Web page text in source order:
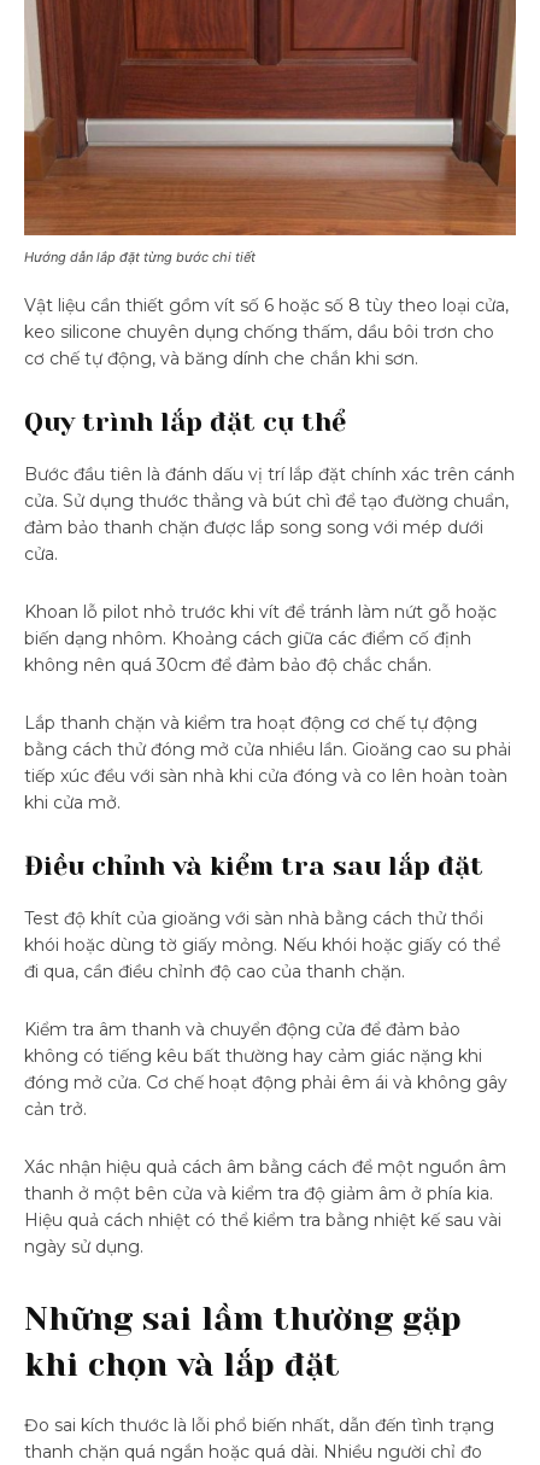
Hướng dẫn lắp đặt từng bước chi tiết
Vật liệu cần thiết gồm vít số 6 hoặc số 8 tùy theo loại cửa,
keo silicone chuyên dụng chống thấm, dầu bôi trơn cho
cơ chế tự động, và băng dính che chắn khi sơn.
Quy trình lắp đặt cụ thể
Bước đầu tiên là đánh dấu vị trí lắp đặt chính xác trên cánh
cửa. Sử dụng thước thẳng và bút chì để tạo đường chuẩn,
đảm bảo thanh chặn được lắp song song với mép dưới
cửa.
Khoan lỗ pilot nhỏ trước khi vít để tránh làm nứt gỗ hoặc
biến dạng nhôm. Khoảng cách giữa các điểm cố định
không nên quá 30cm để đảm bảo độ chắc chắn.
Lắp thanh chặn và kiểm tra hoạt động cơ chế tự động
bằng cách thử đóng mở cửa nhiều lần. Gioăng cao su phải
tiếp xúc đều với sàn nhà khi cửa đóng và co lên hoàn toàn
khi cửa mở.
Điều chỉnh và kiểm tra sau lắp đặt
Test độ khít của gioăng với sàn nhà bằng cách thử thổi
khói hoặc dùng tờ giấy mỏng. Nếu khói hoặc giấy có thể
đi qua, cần điều chỉnh độ cao của thanh chặn.
Kiểm tra âm thanh và chuyển động cửa để đảm bảo
không có tiếng kêu bất thường hay cảm giác nặng khi
đóng mở cửa. Cơ chế hoạt động phải êm ái và không gây
cản trở.
Xác nhận hiệu quả cách âm bằng cách để một nguồn âm
thanh ở một bên cửa và kiểm tra độ giảm âm ở phía kia.
Hiệu quả cách nhiệt có thể kiểm tra bằng nhiệt kế sau vài
ngày sử dụng.
Những sai lầm thường gặp
khi chọn và lắp đặt
Đo sai kích thước là lỗi phổ biến nhất, dẫn đến tình trạng
thanh chặn quá ngắn hoặc quá dài. Nhiều người chỉ đo